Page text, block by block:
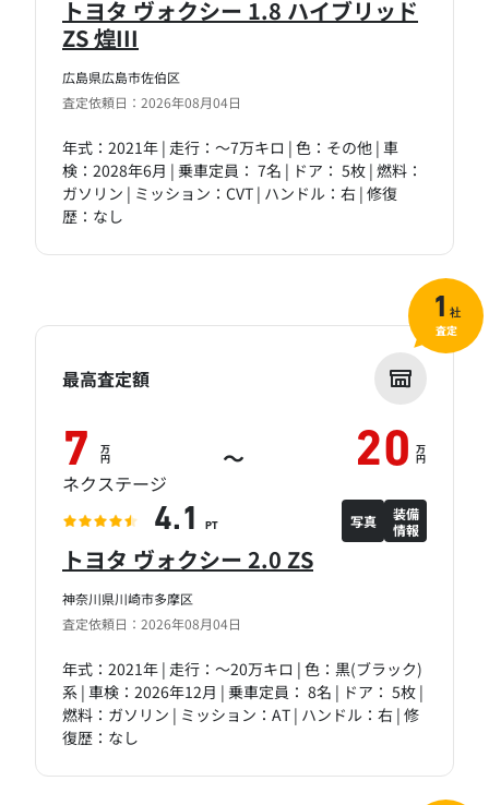
広島県広島市佐伯区
査定依頼日：2026年08月04日
トヨタ ヴォクシー 1.8 ハイブリッド
ZS 煌III
年式：2021年 | 走行：～7万キロ | 色：その他 | 車
検：2028年6月 | 乗車定員： 7名 | ドア： 5枚 | 燃料：
ガソリン | ミッション：CVT | ハンドル：右 | 修復
歴：なし
神奈川県川崎市多摩区
査定依頼日：2026年08月04日
トヨタ ヴォクシー 2.0 ZS
年式：2021年 | 走行：～20万キロ | 色：黒(ブラック)
系 | 車検：2026年12月 | 乗車定員： 8名 | ドア： 5枚 |
燃料：ガソリン | ミッション：AT | ハンドル：右 | 修
復歴：なし
最高査定額
7 万
円 ～ 20 万
円
ネクステージ
4.1 PT 写真
装備
情報
1 社
査定